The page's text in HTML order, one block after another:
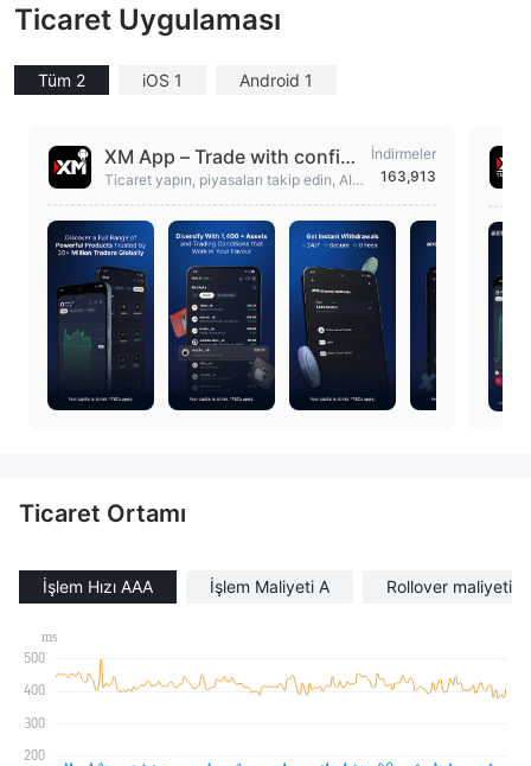
Ticaret Uygulaması
Tüm 2 iOS 1 Android 1
XM App – Trade with confide
nce
Ticaret yapın, piyasaları takip edin, AI ö
İndirmeler
163,913
Ticaret Ortamı
İşlem Hızı AAA İşlem Maliyeti A Rollover maliyeti A